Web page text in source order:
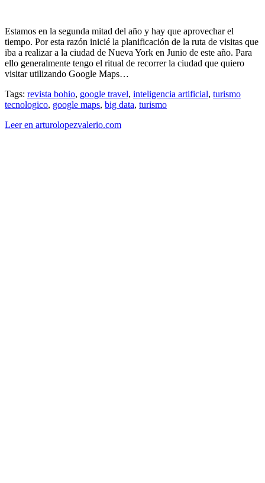
Estamos en la segunda mitad del año y hay que aprovechar el
tiempo. Por esta razón inicié la planificación de la ruta de visitas que
iba a realizar a la ciudad de Nueva York en Junio de este año. Para
ello generalmente tengo el ritual de recorrer la ciudad que quiero
visitar utilizando Google Maps…
Tags: revista bohio, google travel, inteligencia artificial, turismo
tecnologico, google maps, big data, turismo
Leer en arturolopezvalerio.com